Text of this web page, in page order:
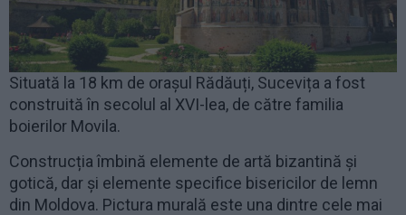
Situată la 18 km de orașul Rădăuți, Sucevița a fost
construită în secolul al XVI-lea, de către familia
boierilor Movila.
Construcția îmbină elemente de artă bizantină și
gotică, dar și elemente specifice bisericilor de lemn
din Moldova. Pictura murală este una dintre cele mai